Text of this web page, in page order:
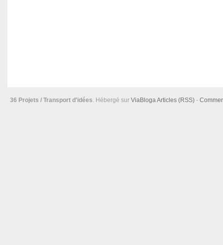
36 Projets / Transport d'idées . Hébergé sur ViaBloga Articles (RSS) -